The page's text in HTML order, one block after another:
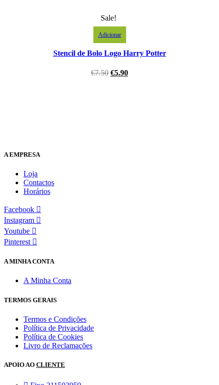
Sale!
Adicionar
Stencil de Bolo Logo Harry Potter
€7.50 €5.90
A EMPRESA
Loja
Contactos
Horários
Facebook
Instagram
Youtube
Pinterest
A MINHA CONTA
A Minha Conta
TERMOS GERAIS
Termos e Condições
Política de Privacidade
Política de Cookies
Livro de Reclamações
APOIO AO CLIENTE